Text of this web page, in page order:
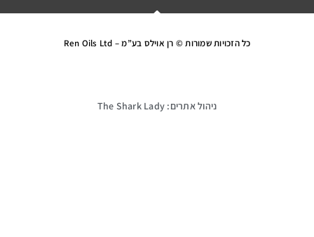
כל הזכויות שמורות © רן אוילס בע”מ – Ren Oils Ltd
ניהול אתרים: The Shark Lady